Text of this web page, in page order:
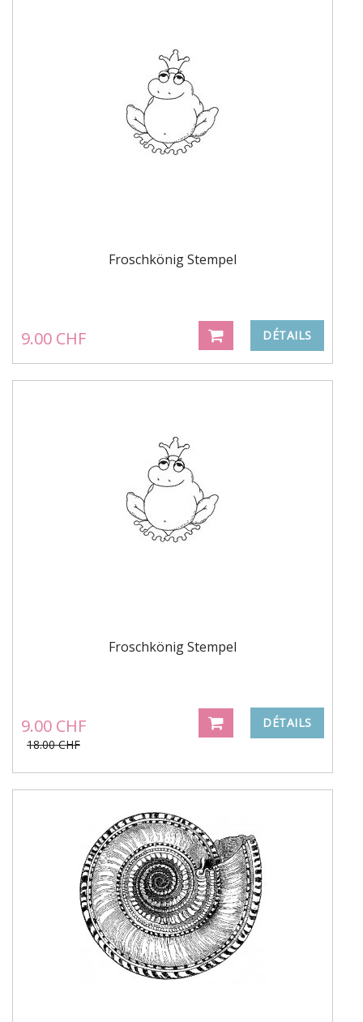
Froschkönig Stempel
9.00 CHF DÉTAILS
Froschkönig Stempel
9.00 CHF
18.00 CHF
DÉTAILS